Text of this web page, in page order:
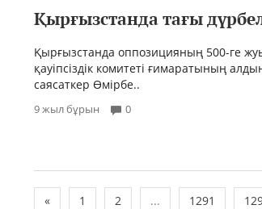
Қырғызстанда тағы
Қырғызстанда оппозицияның 500-ге
қауіпсіздік комитеті ғимаратының
саясаткер Өмірбе..
9 жыл бұрын 0
« 1 2 ... 1291